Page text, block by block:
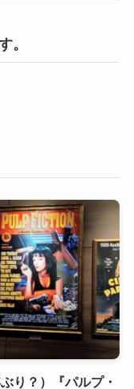
。
ぶり？）『パルプ・